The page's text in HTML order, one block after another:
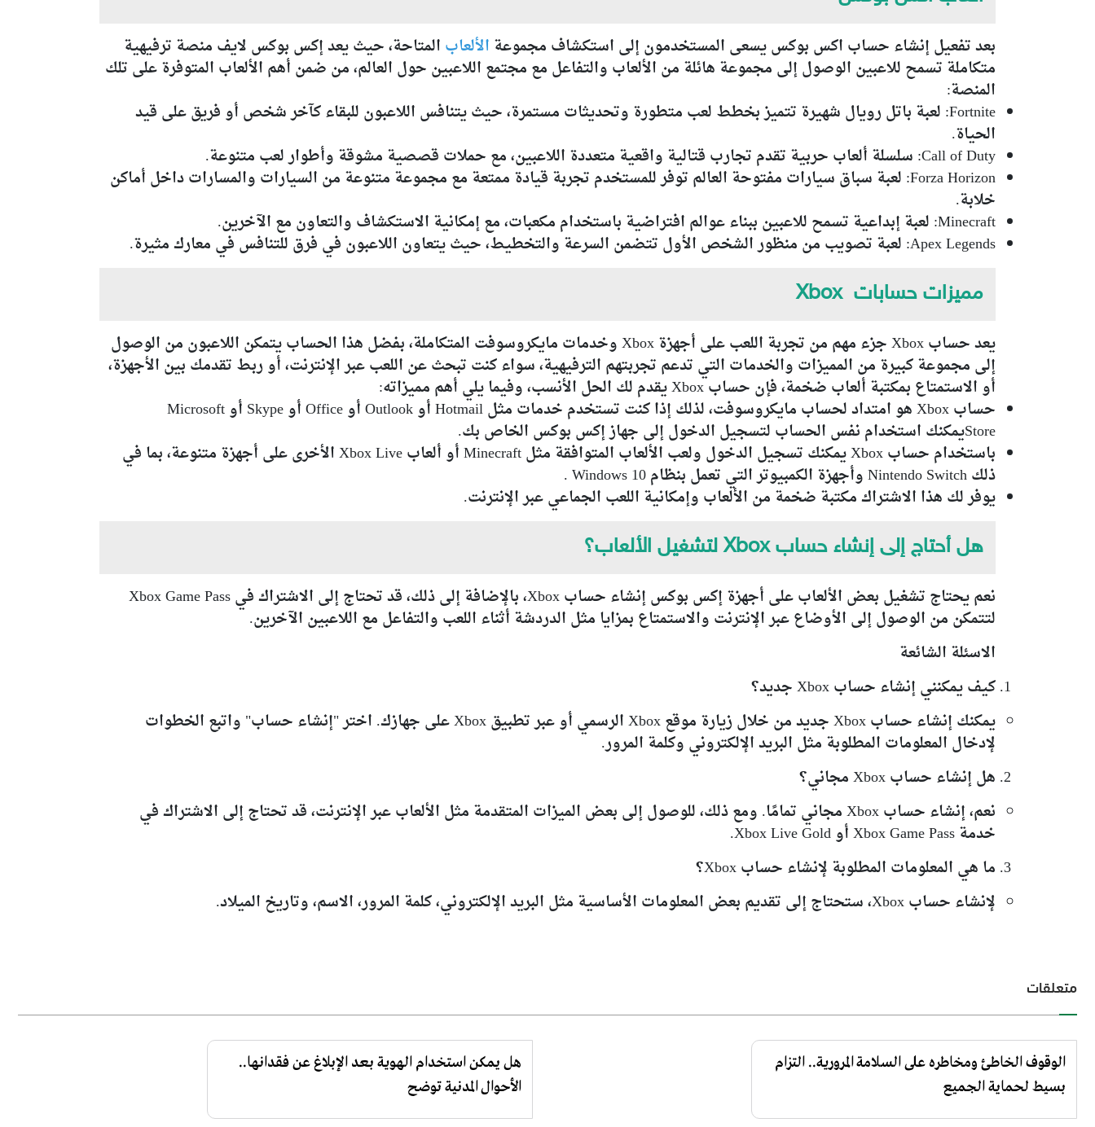
بعد تفعيل إنشاء حساب اكس بوكس يسعى المستخدمون إلى استكشاف مجموعة الألعاب المتاحة، حيث يعد إكس بوكس لايف منصة ترفيهية
متكاملة تسمح للاعبين الوصول إلى مجموعة هائلة من الألعاب والتفاعل مع مجتمع اللاعبين حول العالم، من ضمن أهم الألعاب المتوفرة على تلك
المنصة:
Fortnite: لعبة باتل رويال شهيرة تتميز بخطط لعب متطورة وتحديثات مستمرة، حيث يتنافس اللاعبون للبقاء كآخر شخص أو فريق على قيد
الحياة.
Call of Duty: سلسلة ألعاب حربية تقدم تجارب قتالية واقعية متعددة اللاعبين، مع حملات قصصية مشوقة وأطوار لعب متنوعة.
Forza Horizon: لعبة سباق سيارات مفتوحة العالم توفر للمستخدم تجربة قيادة ممتعة مع مجموعة متنوعة من السيارات والمسارات داخل أماكن
خلابة.
Minecraft: لعبة إبداعية تسمح للاعبين ببناء عوالم افتراضية باستخدام مكعبات، مع إمكانية الاستكشاف والتعاون مع الآخرين.
Apex Legends: لعبة تصويب من منظور الشخص الأول تتضمن السرعة والتخطيط، حيث يتعاون اللاعبون في فرق للتنافس في معارك مثيرة.
مميزات حسابات Xbox
يعد حساب Xbox جزء مهم من تجربة اللعب على أجهزة Xbox وخدمات مايكروسوفت المتكاملة، بفضل هذا الحساب يتمكن اللاعبون من الوصول
إلى مجموعة كبيرة من المميزات والخدمات التي تدعم تجربتهم الترفيهية، سواء كنت تبحث عن اللعب عبر الإنترنت، أو ربط تقدمك بين الأجهزة،
أو الاستمتاع بمكتبة ألعاب ضخمة، فإن حساب Xbox يقدم لك الحل الأنسب، وفيما يلي أهم مميزاته:
حساب Xbox هو امتداد لحساب مايكروسوفت، لذلك إذا كنت تستخدم خدمات مثل Hotmail أو Outlook أو Office أو Skype أو Microsoft
Storeيمكنك استخدام نفس الحساب لتسجيل الدخول إلى جهاز إكس بوكس الخاص بك.
باستخدام حساب Xbox يمكنك تسجيل الدخول ولعب الألعاب المتوافقة مثل Minecraft أو ألعاب Xbox Live الأخرى على أجهزة متنوعة، بما في
ذلك Nintendo Switch وأجهزة الكمبيوتر التي تعمل بنظام Windows 10 .
يوفر لك هذا الاشتراك مكتبة ضخمة من الألعاب وإمكانية اللعب الجماعي عبر الإنترنت.
هل أحتاج إلى إنشاء حساب Xbox لتشغيل الألعاب؟
نعم يحتاج تشغيل بعض الألعاب على أجهزة إكس بوكس إنشاء حساب Xbox، بالإضافة إلى ذلك، قد تحتاج إلى الاشتراك في Xbox Game Pass
لتتمكن من الوصول إلى الأوضاع عبر الإنترنت والاستمتاع بمزايا مثل الدردشة أثناء اللعب والتفاعل مع اللاعبين الآخرين.
الاسئلة الشائعة
كيف يمكنني إنشاء حساب Xbox جديد؟
يمكنك إنشاء حساب Xbox جديد من خلال زيارة موقع Xbox الرسمي أو عبر تطبيق Xbox على جهازك. اختر "إنشاء حساب" واتبع الخطوات
لإدخال المعلومات المطلوبة مثل البريد الإلكتروني وكلمة المرور.
هل إنشاء حساب Xbox مجاني؟
نعم، إنشاء حساب Xbox مجاني تمامًا. ومع ذلك، للوصول إلى بعض الميزات المتقدمة مثل الألعاب عبر الإنترنت، قد تحتاج إلى الاشتراك في
خدمة Xbox Game Pass أو Xbox Live Gold.
ما هي المعلومات المطلوبة لإنشاء حساب Xbox؟
لإنشاء حساب Xbox، ستحتاج إلى تقديم بعض المعلومات الأساسية مثل البريد الإلكتروني، كلمة المرور، الاسم، وتاريخ الميلاد.
متعلقات
الوقوف الخاطئ ومخاطره على السلامة المرورية.. التزام
بسيط لحماية الجميع
هل يمكن استخدام الهوية بعد الإبلاغ عن فقدانها..
الأحوال المدنية توضح